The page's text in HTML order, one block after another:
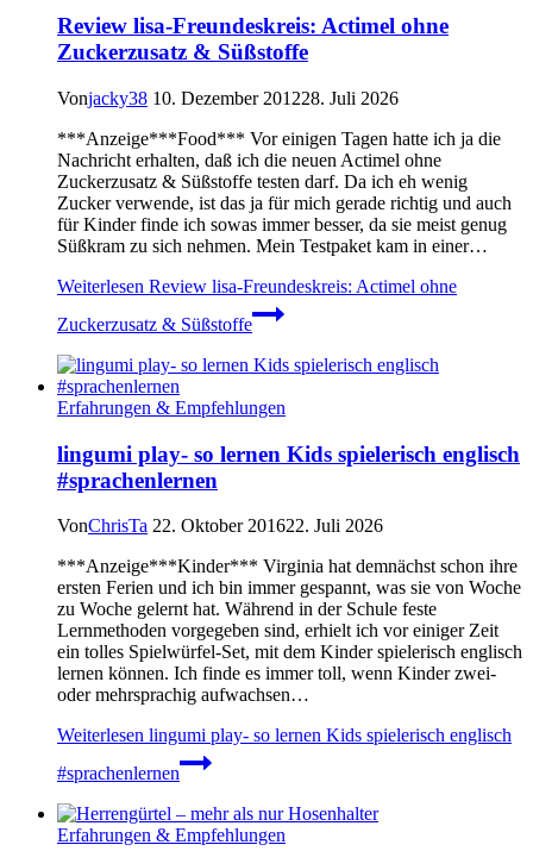
Review lisa-Freundeskreis: Actimel ohne
Zuckerzusatz & Süßstoffe
Vonjacky38 10. Dezember 201228. Juli 2026
***Anzeige***Food*** Vor einigen Tagen hatte ich ja die
Nachricht erhalten, daß ich die neuen Actimel ohne
Zuckerzusatz & Süßstoffe testen darf. Da ich eh wenig
Zucker verwende, ist das ja für mich gerade richtig und auch
für Kinder finde ich sowas immer besser, da sie meist genug
Süßkram zu sich nehmen. Mein Testpaket kam in einer…
Weiterlesen Review lisa-Freundeskreis: Actimel ohne
Zuckerzusatz & Süßstoffe
Erfahrungen & Empfehlungen
lingumi play- so lernen Kids spielerisch englisch
#sprachenlernen
VonChrisTa 22. Oktober 201622. Juli 2026
***Anzeige***Kinder*** Virginia hat demnächst schon ihre
ersten Ferien und ich bin immer gespannt, was sie von Woche
zu Woche gelernt hat. Während in der Schule feste
Lernmethoden vorgegeben sind, erhielt ich vor einiger Zeit
ein tolles Spielwürfel-Set, mit dem Kinder spielerisch englisch
lernen können. Ich finde es immer toll, wenn Kinder zwei-
oder mehrsprachig aufwachsen…
Weiterlesen lingumi play- so lernen Kids spielerisch englisch
#sprachenlernen
Erfahrungen & Empfehlungen